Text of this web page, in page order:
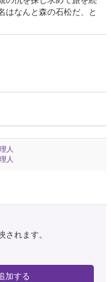
はなんと森の石松だ、と
人
人
れます。
加する